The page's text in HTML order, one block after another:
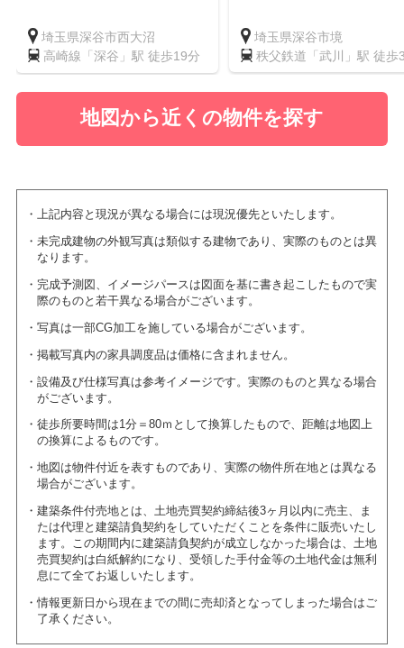
埼玉県深谷市西大沼
高崎線「深谷」駅 徒歩19分
埼玉県深谷市境
秩父鉄道「武川」駅 徒歩
分
地図から近くの物件を探す
上記内容と現況が異なる場合には現況優先といたします。
未完成建物の外観写真は類似する建物であり、実際のものとは異
なります。
完成予測図、イメージパースは図面を基に書き起こしたもので実
際のものと若干異なる場合がございます。
写真は一部CG加工を施している場合がございます。
掲載写真内の家具調度品は価格に含まれません。
設備及び仕様写真は参考イメージです。実際のものと異なる場合
がございます。
徒歩所要時間は1分＝80ｍとして換算したもので、距離は地図上
の換算によるものです。
地図は物件付近を表すものであり、実際の物件所在地とは異なる
場合がございます。
建築条件付売地とは、土地売買契約締結後3ヶ月以内に売主、ま
たは代理と建築請負契約をしていただくことを条件に販売いたし
ます。この期間内に建築請負契約が成立しなかった場合は、土地
売買契約は白紙解約になり、受領した手付金等の土地代金は無利
息にて全てお返しいたします。
情報更新日から現在までの間に売却済となってしまった場合はご
了承ください。